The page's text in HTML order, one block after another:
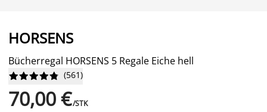
HORSENS
Bücherregal HORSENS 5 Regale Eiche hell





 (561)
70,00 €/STK